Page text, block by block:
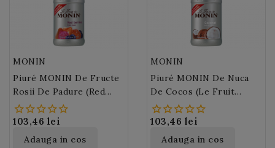
folosita in compoturi,
placinte sau crumble. De
asemenea, o puteti folosi
racoritoare.
deserturi, aperitive sau
MONIN
Piuré MONIN De Fructe
Rosii De Padure (Red
Berries) 100 Cl
103,46 lei
Adauga in cos
MONIN
Piuré MONIN De Nuca
De Cocos (Le Fruit
MONIN Coconut) 100 Cl
103,46 lei
Adauga in cos